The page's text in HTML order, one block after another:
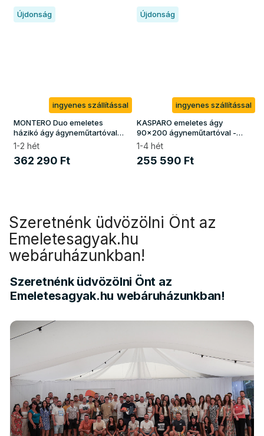
Újdonság
ingyenes szállítással
MONTERO Duo emeletes
házikó ágy ágyneműtartóval
90x190 - natúr borovi
1-2 hét
362 290 Ft
Újdonság
ingyenes szállítással
KASPARO emeletes ágy
90x200 ágyneműtartóval -
fehér / borovi
1-4 hét
255 590 Ft
Szeretnénk üdvözölni Önt az
Emeletesagyak.hu
webáruházunkban!
Szeretnénk üdvözölni Önt az
Emeletesagyak.hu webáruházunkban!